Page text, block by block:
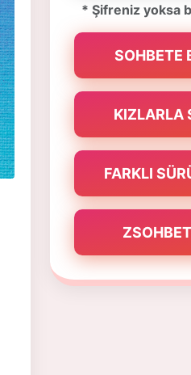
* Şifreniz yoksa
SOHBETE
KIZLARLA
FARKLI